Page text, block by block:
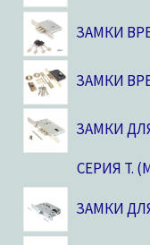
ЗАМКИ
ЗАМКИ
ЗАМКИ
CЕРИЯ T.
ЗАМКИ